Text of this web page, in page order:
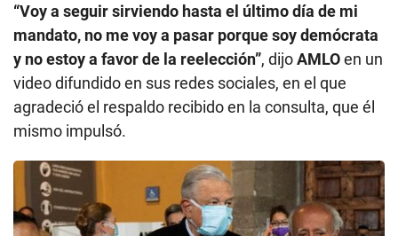
“Voy a seguir sirviendo hasta el último día de mi
mandato, no me voy a pasar porque soy demócrata
y no estoy a favor de la reelección”, dijoAMLOen un
video difundido en sus redes sociales, en el que
agradeció el respaldo recibido en la consulta, que él
mismo impulsó.